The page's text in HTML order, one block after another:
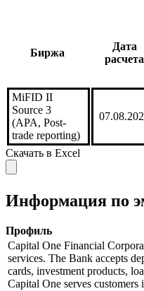
Биржа
Дата
расчета
MiFID II
Source 3
(APA, Post-
trade reporting)
Скачать в Excel
Информация по
Профиль
Capital One Financial
services. The Bank accepts
cards, investment products,
Capital One serves